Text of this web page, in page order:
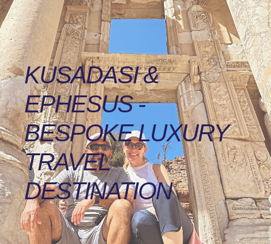
KUSADASI &
EPHESUS -
BESPOKE LUXURY
TRAVEL
DESTINATION